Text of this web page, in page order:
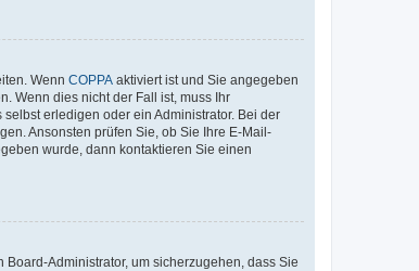
Wenn COPPA aktiviert ist und Sie angegeben
Wenn dies nicht der Fall ist, muss Ihr
erledigen oder ein Administrator. Bei der
Ansonsten prüfen Sie, ob Sie Ihre E-Mail-
wurde, dann kontaktieren Sie einen
Administrator, um sicherzugehen, dass Sie